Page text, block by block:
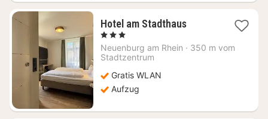
Hotel am Stadthaus1
ab
, 3 Sterne
Neuenburg am Rhein · 350 m vom
Stadtzentrum
Gratis WLAN
Aufzug